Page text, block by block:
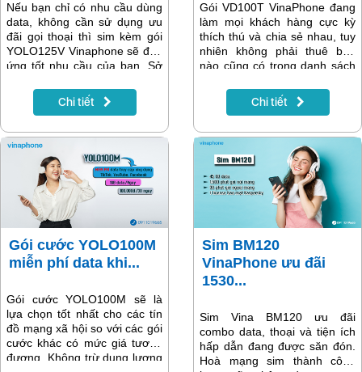
Nếu bạn chỉ có nhu cầu dùng
data, không cần sử dụng ưu
đãi gọi thoại thì sim kèm gói
YOLO125V Vinaphone sẽ đáp
ứng tốt nhu cầu của bạn. Sở
bạn sẽ có ngay 7GB data tốc
độ cao mỗi ngày và được
độ cao khi truy cập vào ứng
dụng MYTV, 1 tài khoản sử
dụng ứng dụng đọc sách
Reavol.
Chi tiết
Gói VD100T VinaPhone đang
làm mọi khách hàng cực kỳ
thích thú và chia sẻ nhau, tuy
nhiên không phải thuê bao
nào cũng có trong danh sách
vậy chỉ cần đặt mua sim kèm
gói VD100T là bạn đã có thể
hấp dẫn từ gói cước. Hướng
dẫn chi tiết sẽ có trong bài viết
sau.
Chi tiết
Gói cước YOLO100M
miễn phí data khi...
Gói cước YOLO100M sẽ là
lựa chọn tốt nhất cho các tín
đồ mạng xã hội so với các gói
cước khác có mức giá tương
đương. Không trừ dung lượng
Sim BM120
VinaPhone ưu đãi
1530...
Sim Vina BM120 ưu đãi
combo data, thoại và tiện ích
hấp dẫn đang được săn đón.
Hoà mạng sim thành công